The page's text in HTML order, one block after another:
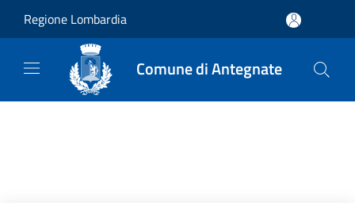
Regione Lombardia
Comune di Antegnate